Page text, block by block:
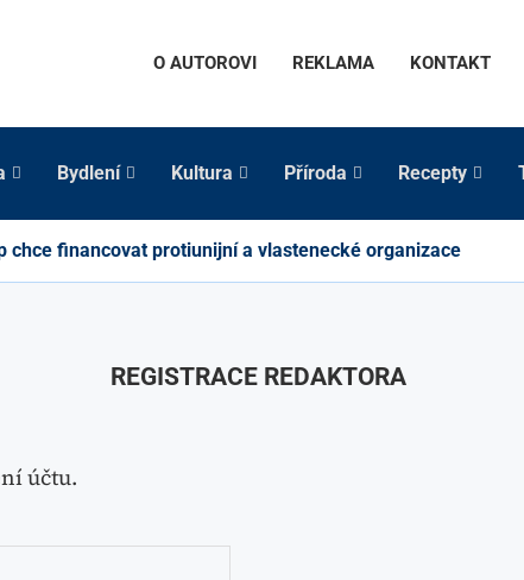
O AUTOROVI REKLAMA KONTAKT
Bydlení Kultura Příroda Recepty
chce financovat protiunijní a vlastenecké organizace
REGISTRACE REDAKTORA
účtu.